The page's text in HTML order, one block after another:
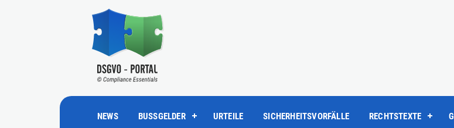
NEWS BUSSGELDER URTEILE SICHERHEITSVORFÄLLE RECHTSTEXTE